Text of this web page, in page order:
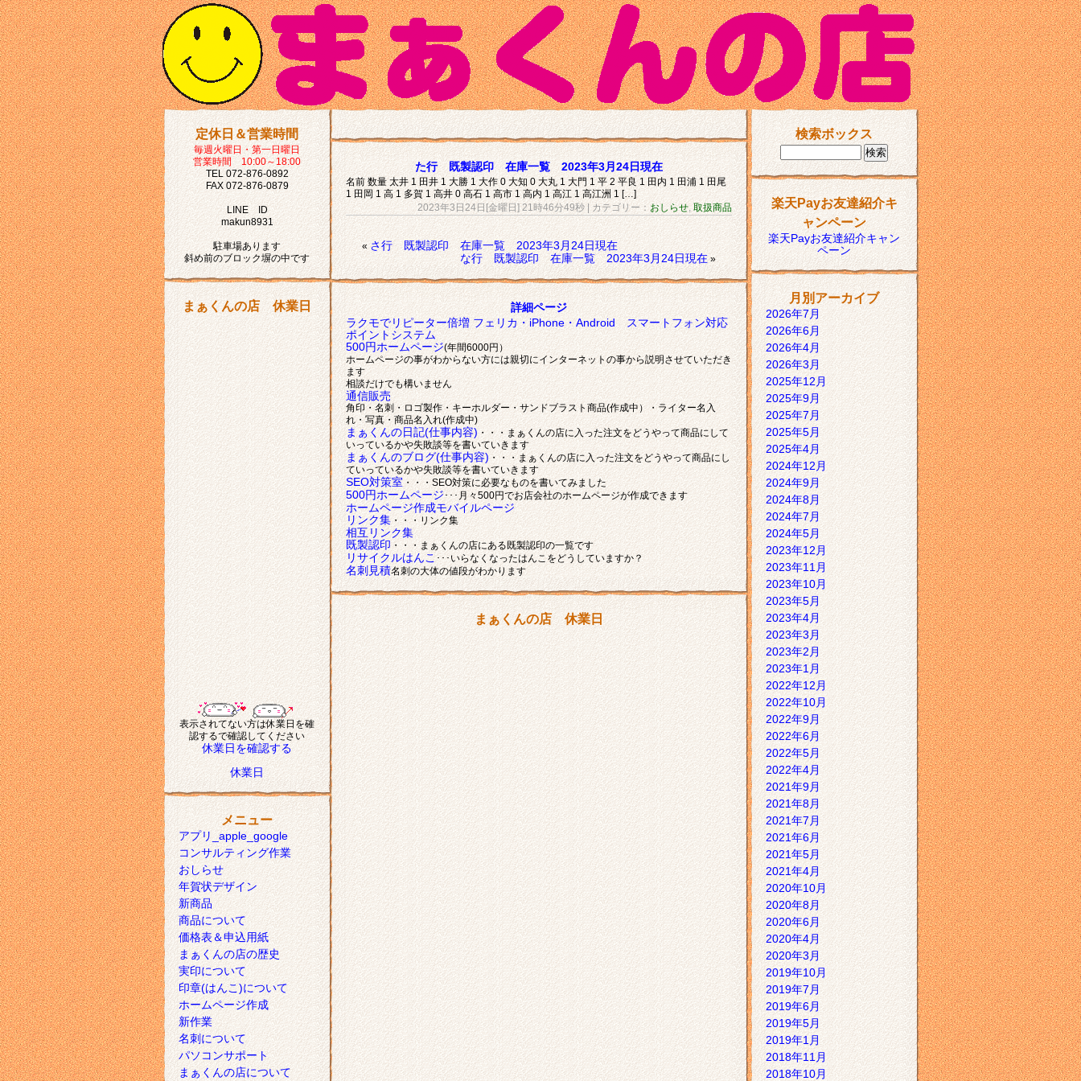
定休日＆営業時間
毎週火曜日・第一日曜日
営業時間 10:00～18:00
TEL 072-876-0892
FAX 072-876-0879
LINE ID
makun8931
駐車場あります
斜め前のブロック塀の中です
まぁくんの店 休業日
表示されてない方は休業日を確
認するで確認してください
休業日を確認する
休業日
メニュー
アプリ_apple_google
コンサルティング作業
おしらせ
年賀状デザイン
新商品
商品について
価格表＆申込用紙
まぁくんの店の歴史
実印について
印章(はんこ)について
ホームページ作成
新作業
名刺について
パソコンサポート
まぁくんの店について
た行 既製認印 在庫一覧 2023年3月24日現在
名前 数量 太井 1 田井 1 大勝 1 大作 0 大知 0 大丸 1 大門 1 平 2 平良 1 田内 1 田浦 1 田尾
1 田岡 1 高 1 多賀 1 高井 0 高石 1 高市 1 高内 1 高江 1 高江洲 1 […]
2023年3日24日[金曜日] 21時46分49秒 | カテゴリー： おしらせ,取扱商品
«さ行 既製認印 在庫一覧 2023年3月24日現在
な行 既製認印 在庫一覧 2023年3月24日現在»
詳細ページ
ラクモでリピーター倍増 フェリカ・iPhone・Android スマートフォン対応
ポイントシステム
500円ホームページ(年間6000円）
ホームページの事がわからない方には親切にインターネットの事から説明させていただき
ます
相談だけでも構いません
通信販売
角印・名刺・ロゴ製作・キーホルダー・サンドブラスト商品(作成中）・ライター名入
れ・写真・商品名入れ(作成中)
まぁくんの日記(仕事内容) ・・・まぁくんの店に入った注文をどうやって商品にして
いっているかや失敗談等を書いていきます
まぁくんのブログ(仕事内容)・・・まぁくんの店に入った注文をどうやって商品にし
ていっているかや失敗談等を書いていきます
SEO対策室 ・・・SEO対策に必要なものを書いてみました
500円ホームページ･･･月々500円でお店会社のホームページが作成できます
ホームページ作成モバイルページ
リンク集・・・リンク集
相互リンク集
既製認印・・・まぁくんの店にある既製認印の一覧です
リサイクルはんこ･･･いらなくなったはんこをどうしていますか？
名刺見積名刺の大体の値段がわかります
まぁくんの店 休業日
検索ボックス
楽天Payお友達紹介キ
ャンペーン
楽天Payお友達紹介キャン
ペーン
月別アーカイブ
2026年7月
2026年6月
2026年4月
2026年3月
2025年12月
2025年9月
2025年7月
2025年5月
2025年4月
2024年12月
2024年9月
2024年8月
2024年7月
2024年5月
2023年12月
2023年11月
2023年10月
2023年5月
2023年4月
2023年3月
2023年2月
2023年1月
2022年12月
2022年10月
2022年9月
2022年6月
2022年5月
2022年4月
2021年9月
2021年8月
2021年7月
2021年6月
2021年5月
2021年4月
2020年10月
2020年8月
2020年6月
2020年4月
2020年3月
2019年10月
2019年7月
2019年6月
2019年5月
2019年1月
2018年11月
2018年10月